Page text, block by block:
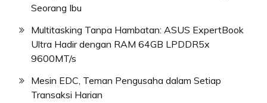
Seorang Ibu
Multitasking Tanpa Hambatan: ASUS ExpertBook
Ultra Hadir dengan RAM 64GB LPDDR5x
9600MT/s
Mesin EDC, Teman Pengusaha dalam Setiap
Transaksi Harian